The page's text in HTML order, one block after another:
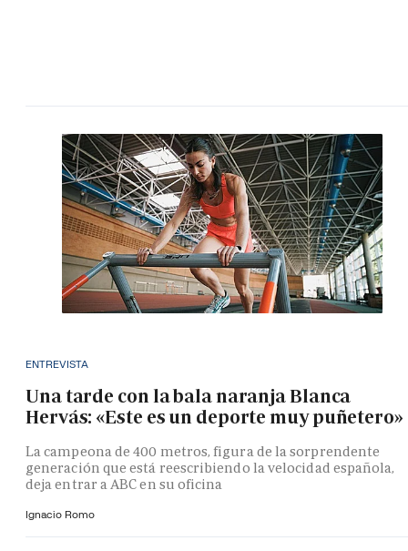
ENTREVISTA
Una tarde con la bala naranja Blanca
Hervás: «Este es un deporte muy puñetero»
La campeona de 400 metros, figura de la sorprendente
generación que está reescribiendo la velocidad española,
deja entrar a ABC en su oficina
Ignacio Romo